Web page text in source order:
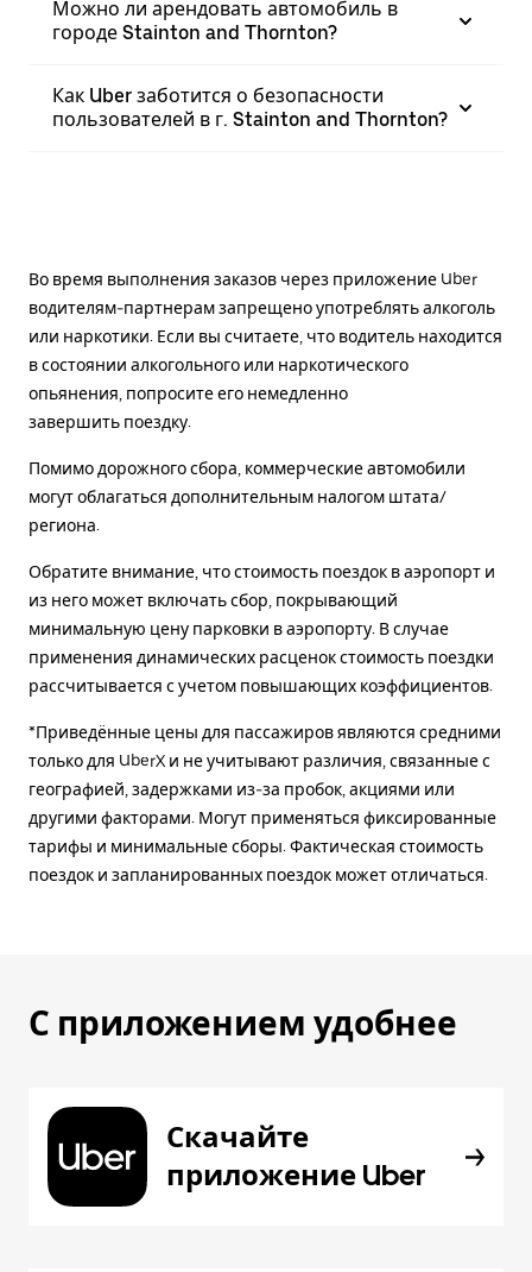
Можно ли арендовать автомобиль в
городе Stainton and Thornton?
Как Uber заботится о безопасности
пользователей в г. Stainton and Thornton?
Во время выполнения заказов через приложение Uber
водителям-партнерам запрещено употреблять алкоголь
или наркотики. Если вы считаете, что водитель находится
в состоянии алкогольного или наркотического
опьянения, попросите его немедленно
завершить поездку.
Помимо дорожного сбора, коммерческие автомобили
могут облагаться дополнительным налогом штата/
региона.
Обратите внимание, что стоимость поездок в аэропорт и
из него может включать сбор, покрывающий
минимальную цену парковки в аэропорту. В случае
применения динамических расценок стоимость поездки
рассчитывается с учетом повышающих коэффициентов.
*Приведённые цены для пассажиров являются средними
только для UberX и не учитывают различия, связанные с
географией, задержками из-за пробок, акциями или
другими факторами. Могут применяться фиксированные
тарифы и минимальные сборы. Фактическая стоимость
поездок и запланированных поездок может отличаться.
С приложением удобнее
Скачайте
приложение Uber